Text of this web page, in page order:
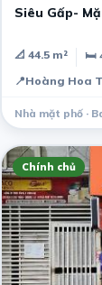
Siêu Gấp-
📐 44.5 m² 🛏
📍Hoàng Hoa
Nhà mặt phố ·
Chính chủ